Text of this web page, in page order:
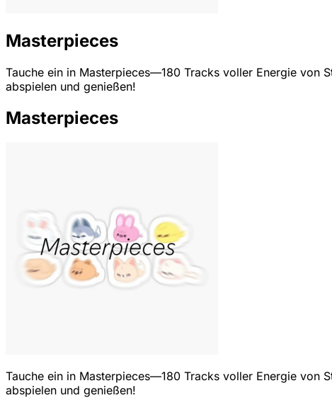
Masterpieces
Tauche ein in Masterpieces—180 Tracks voller Energie von
abspielen und genießen!
Masterpieces
Tauche ein in Masterpieces—180 Tracks voller Energie von
abspielen und genießen!